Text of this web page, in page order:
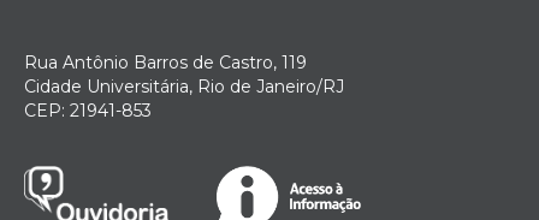
Rua Antônio Barros de Castro, 119
Cidade Universitária, Rio de Janeiro/RJ
CEP: 21941-853